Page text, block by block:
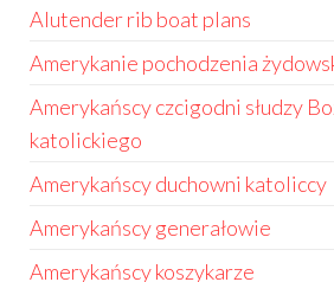
Alutender rib boat plans
Amerykanie pochodzenia
Amerykańscy czcigodni słudzy
katolickiego
Amerykańscy duchowni katoliccy
Amerykańscy generałowie
Amerykańscy koszykarze